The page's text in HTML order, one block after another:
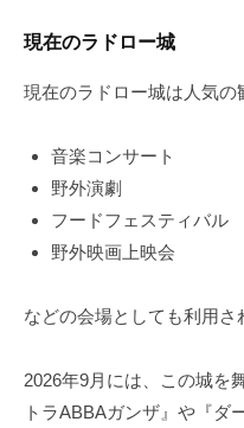
現在のラドロー城
現在のラドロー城は人気の
音楽コンサート
野外演劇
フードフェスティバル
野外映画上映会
などの会場としても利用さ
2026年9月には、この城を
トラABBAガンザ』や『ダ